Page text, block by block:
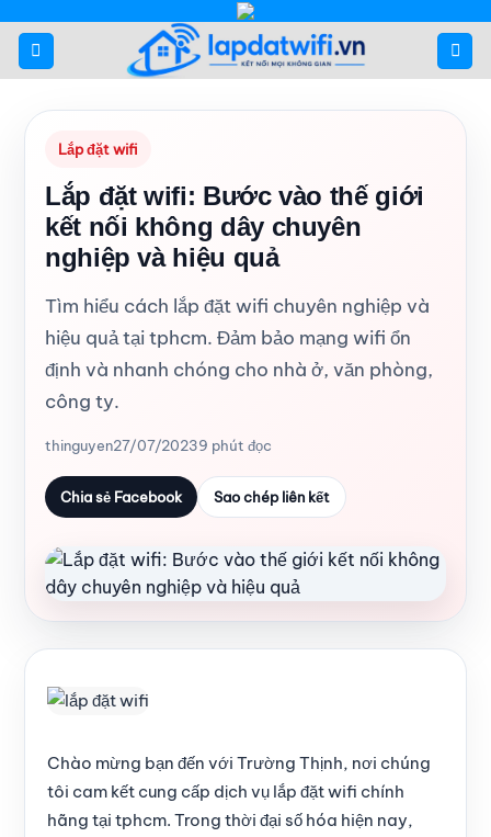
qua
nội
Lắp đặt wifi
Lắp đặt wifi: Bước vào thế giới
kết nối không dây chuyên
nghiệp và hiệu quả
Tìm hiểu cách lắp đặt wifi chuyên nghiệp và
hiệu quả tại tphcm. Đảm bảo mạng wifi ổn
định và nhanh chóng cho nhà ở, văn phòng,
công ty.
thinguyen27/07/20239 phút đọc
Chia sẻ Facebook Sao chép liên kết
Chào mừng bạn đến với Trường Thịnh, nơi chúng
tôi cam kết cung cấp dịch vụ lắp đặt wifi chính
hãng tại tphcm. Trong thời đại số hóa hiện nay,